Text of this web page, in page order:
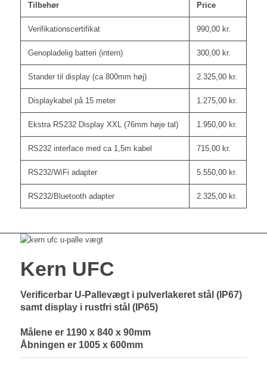
Tilbehør Price
Verifikationscertifikat 990,00 kr.
Genopladelig batteri (intern) 300,00 kr.
Stander til display (ca 800mm høj) 2.325,00 kr.
Displaykabel på 15 meter 1.275,00 kr.
Ekstra RS232 Display XXL (76mm høje tal) 1.950,00 kr.
RS232 interface med ca 1,5m kabel 715,00 kr.
RS232/WiFi adapter 5.550,00 kr.
RS232/Bluetooth adapter 2.325,00 kr.
Kern UFC
Verificerbar U-Pallevægt i pulverlakeret stål (IP67)
samt display i rustfri stål (IP65)
Målene er 1190 x 840 x 90mm
Åbningen er 1005 x 600mm